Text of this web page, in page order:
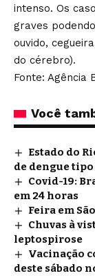
intenso. Os
graves
ouvido,
do cérebro).
Fonte: Agência
Você
Estado do
de dengue tipo
Covid-19:
em 24 horas
Feira em
Chuvas à
leptospirose
Vacinação
deste sábado